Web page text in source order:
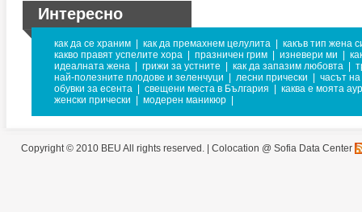
Интересно
как да се храним как да премахнем целулита
какъв тип жена
какво правят успелите хора
празничен грим изневери ми
идеалната жена
грижи за устните как да запазим любовта
най-полезните плодове и зеленчуци
лесни прически
часът
обувки за есента
свещени места в България
каква е моята
женски прически
модерен маникюр
Copyright © 2010 BEU All rights reserved. | Colocation @ Sofia Data Center